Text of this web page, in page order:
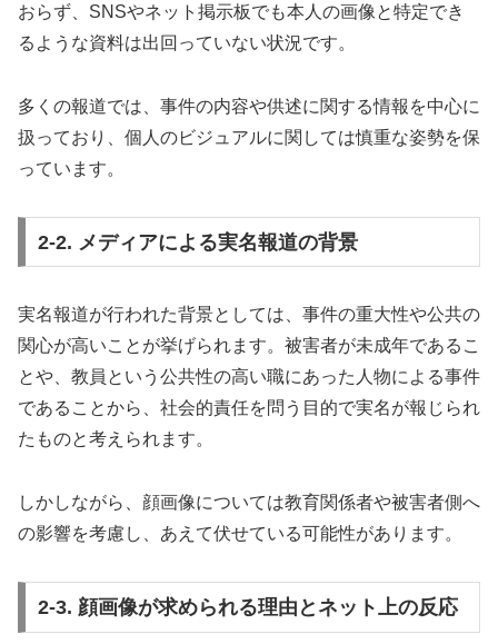
おらず、SNSやネット掲示板でも本人の画像と特定でき
るような資料は出回っていない状況です。
多くの報道では、事件の内容や供述に関する情報を中心に
扱っており、個人のビジュアルに関しては慎重な姿勢を保
っています。
2-2. メディアによる実名報道の背景
実名報道が行われた背景としては、事件の重大性や公共の
関心が高いことが挙げられます。被害者が未成年であるこ
とや、教員という公共性の高い職にあった人物による事件
であることから、社会的責任を問う目的で実名が報じられ
たものと考えられます。
しかしながら、顔画像については教育関係者や被害者側へ
の影響を考慮し、あえて伏せている可能性があります。
2-3. 顔画像が求められる理由とネット上の反応